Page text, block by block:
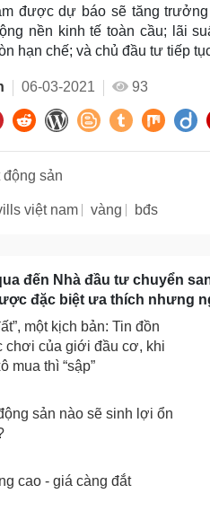
được dự báo sẽ tăng
nền kinh tế toàn cầu; lãi
hạn chế; và chủ đầu tư tiếp
06-03-2021 93
động sản
việt nam vàng bđs
đến Nhà đầu tư chuyển
đặc biệt ưa thích nhưng
một kịch bản: Tin đồn
chơi của giới đầu cơ, khi
mua thì “sập”
sản nào sẽ sinh lợi ổn
cao - giá càng đắt